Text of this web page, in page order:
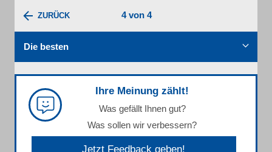
ZURÜCK 4 von 4
Die besten
Ihre Meinung zählt!
Was gefällt Ihnen gut?
Was sollen wir verbessern?
Jetzt Feedback geben!